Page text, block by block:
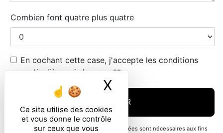
Ce site utilise des cookies
et vous donne le contrôle
sur ceux que vous
X Masquer le
Combien font quatre plus quatre
En cochant cette case, j'accepte les conditions
particulières ci-dessous **
ENVOYER
** Les données personnelles communiquées sont nécessaires aux fins